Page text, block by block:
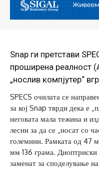
Snap ги претстави
проширена реалност
„нослив компјутер“
SPECS очилата се
за кој Snap тврди дека е
неговата мала тежина и
лесни за да се „носат со
големини. Рамката од 47
мм 136 грама.
заменат за споделување